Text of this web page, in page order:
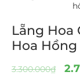
Lẵng Hoa
Hoa
3.300.000₫